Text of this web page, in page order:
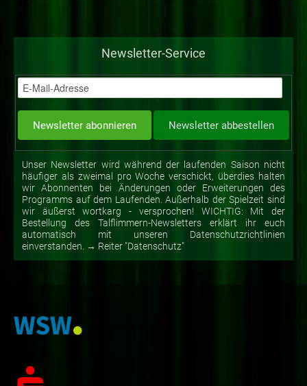
Newsletter-Service
Unser Newsletter wird während der laufenden Saison nicht
häufiger als zweimal pro Woche verschickt, überdies halten
wir Abonnenten bei Änderungen oder Erweiterungen des
Programms auf dem Laufenden. Außerhalb der Spielzeit sind
wir äußerst wortkarg - versprochen! WICHTIG: Mit der
Bestellung des Talflimmern-Newsletters erklärt ihr euch
automatisch mit unseren Datenschutzrichtlinien
einverstanden. → Reiter "Datenschutz"